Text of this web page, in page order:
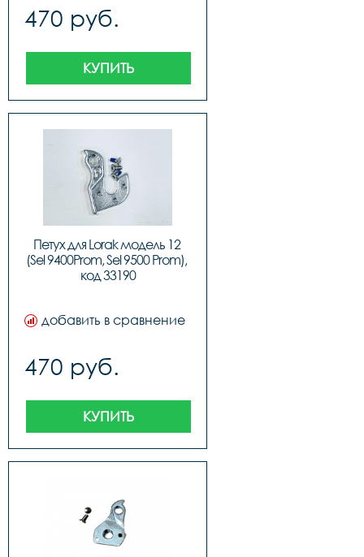
470 руб.
КУПИТЬ
Петух для Lorak модель 12
(Sel 9400Prom, Sel 9500 Prom),
код 33190
добавить в сравнение
470 руб.
КУПИТЬ